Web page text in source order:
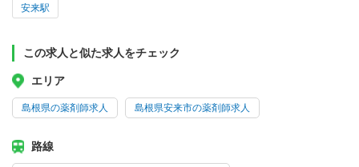
安来駅
この求人と似た求人をチェック
エリア
島根県の薬剤師求人 島根県安来市の薬剤師求人
路線